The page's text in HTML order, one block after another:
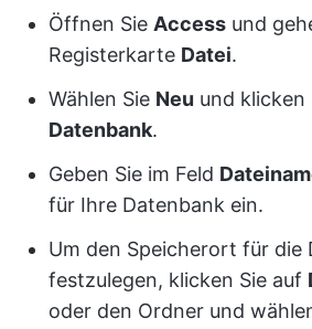
Öffnen Sie Access und
Registerkarte Datei.
Wählen Sie Neu und klicken
Datenbank.
Geben Sie im Feld
für Ihre Datenbank ein.
Um den Speicherort für die
festzulegen, klicken Sie auf
oder den Ordner und